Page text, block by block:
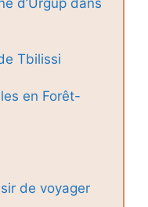
d’Ürgüp dans
Tbilissi
en Forêt-
de voyager